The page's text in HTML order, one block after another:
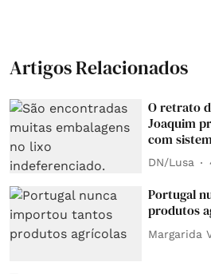
Artigos Relacionados
O retrato
Joaquim
com
DN/Lusa
Portugal
produtos
Margarida